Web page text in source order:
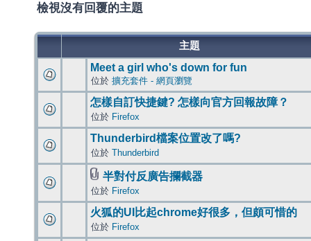
檢視沒有回覆的主題
主題
Meet a girl who's down for fun
位於 擴充套件 - 網頁瀏覽
怎樣自訂快捷鍵? 怎樣向官方回報故障？
位於 Firefox
Thunderbird檔案位置改了嗎?
位於 Thunderbird
半對付反廣告攔截器
位於 Firefox
火狐的UI比起chrome好很多，但頗可惜的
位於 Firefox